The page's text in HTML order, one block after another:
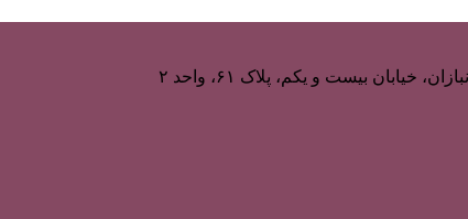
خیابان بیست و یکم، پلاک ۶۱، واحد ۲